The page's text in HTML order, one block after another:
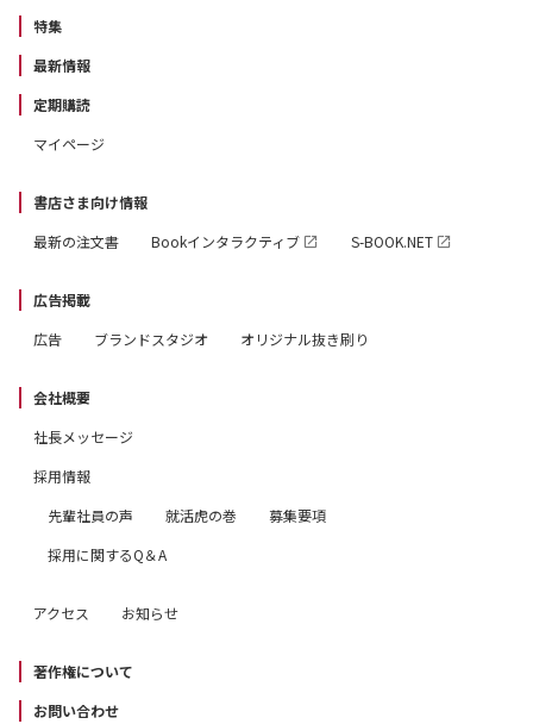
特集
最新情報
定期購読
マイページ
書店さま向け情報
最新の注文書
Bookインタラクティブ S-BOOK.NET
広告掲載
広告
ブランドスタジオ オリジナル抜き刷り
会社概要
社長メッセージ
採用情報
先輩社員の声
就活虎の巻
募集要項
採用に関するQ＆A
アクセス お知らせ
著作権について
お問い合わせ